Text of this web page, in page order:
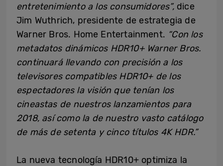
entretenimiento a los consumidores”,dice
Jim Wuthrich, presidente de estrategia de
Warner Bros. Home Entertainment. “Con los
metadatos dinámicos HDR10+ Warner Bros.
continuará llevando con precisión a los
televisores compatibles HDR10+ de los
espectadores la visión que tenían los
cineastas de nuestros lanzamientos para
2018, así como la de nuestro vasto catálogo
de más de setenta y cinco títulos 4K HDR.”
La nueva tecnología HDR10+ optimiza la